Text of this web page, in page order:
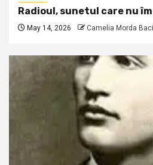
Radioul, sunetul care nu
May 14, 2026 Camelia Morda